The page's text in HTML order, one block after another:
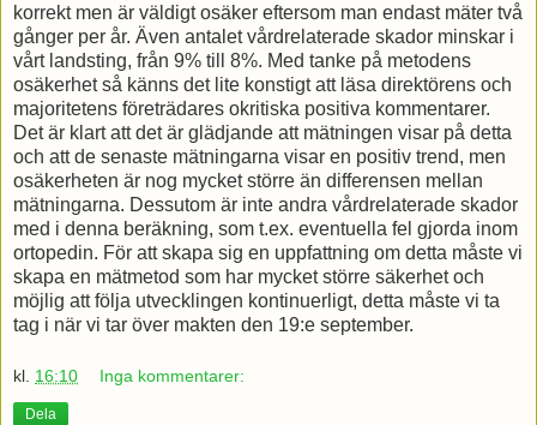
korrekt men är väldigt osäker eftersom man endast mäter två
gånger per år. Även antalet vårdrelaterade skador minskar i
vårt landsting, från 9% till 8%. Med tanke på metodens
osäkerhet så känns det lite konstigt att läsa direktörens och
majoritetens företrädares okritiska positiva kommentarer.
Det är klart att det är glädjande att mätningen visar på detta
och att de senaste mätningarna visar en positiv trend, men
osäkerheten är nog mycket större än differensen mellan
mätningarna. Dessutom är inte andra vårdrelaterade skador
med i denna beräkning, som t.ex. eventuella fel gjorda inom
ortopedin. För att skapa sig en uppfattning om detta måste vi
skapa en mätmetod som har mycket större säkerhet och
möjlig att följa utvecklingen kontinuerligt, detta måste vi ta
tag i när vi tar över makten den 19:e september.
kl. 16:10 Inga kommentarer:
Dela